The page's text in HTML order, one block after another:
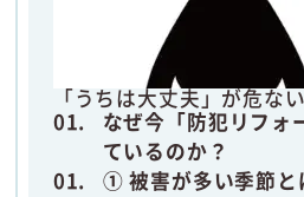
「うちは大丈夫」が危な
なぜ今「防犯リフォ
ているのか？
① 被害が多い季節と